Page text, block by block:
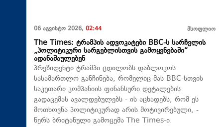
06 აგვისტო 2026, 02:44 მსოფლიო
The Times: ტრამპის ადვოკატები BBC-ს სარჩელის
„პოლიტიკური სარგებლისთვის გამოყენებაში“
ადანაშაულებენ
პრეზიდენტი ტრამპი ცდილობს დაბლოკოს
სასამართლო განჩინება, რომელიც მას BBC-სთვის
საკუთარი კომპანიის ფინანსური დეტალების
გადაცემას ავალდებულებს - ის აცხადებს, რომ ეს
მოთხოვნა პოლიტიკურად არის მოტივირებული, -
წერს ბრიტანული გამოცემა The Times-ი.